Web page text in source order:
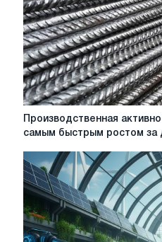
2,3%
в
2023
г.
Производственная
активность
ошеломляет
самым
быстрым
ростом
за
десятилетие
Производственная
самым быстрым ростом за